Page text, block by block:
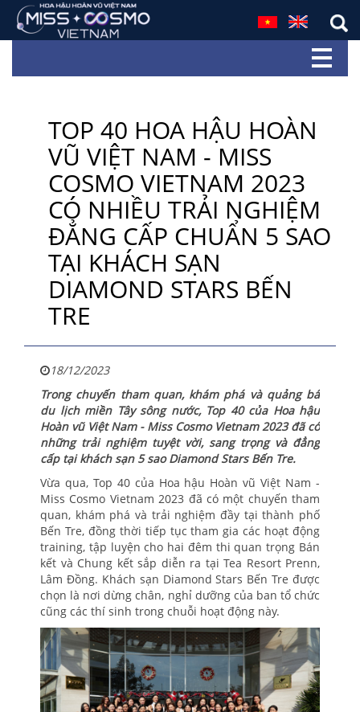
TOP 40 HOA HẬU HOÀN
VŨ VIỆT NAM - MISS
COSMO VIETNAM 2023
CÓ NHIỀU TRẢI NGHIỆM
ĐẲNG CẤP CHUẨN 5 SAO
TẠI KHÁCH SẠN
DIAMOND STARS BẾN
TRE
18/12/2023
Trong chuyến tham quan, khám phá và quảng bá
du lịch miền Tây sông nước, Top 40 của Hoa hậu
Hoàn vũ Việt Nam - Miss Cosmo Vietnam 2023 đã có
những trải nghiệm tuyệt vời, sang trọng và đẳng
cấp tại khách sạn 5 sao Diamond Stars Bến Tre.
Vừa qua, Top 40 của Hoa hậu Hoàn vũ Việt Nam -
Miss Cosmo Vietnam 2023 đã có một chuyến tham
quan, khám phá và trải nghiệm đầy tại thành phố
Bến Tre, đồng thời tiếp tục tham gia các hoạt động
training, tập luyện cho hai đêm thi quan trọng Bán
kết và Chung kết sắp diễn ra tại Tea Resort Prenn,
Lâm Đồng. Khách sạn Diamond Stars Bến Tre được
chọn là nơi dừng chân, nghỉ dưỡng của ban tổ chức
cũng các thí sinh trong chuỗi hoạt động này.